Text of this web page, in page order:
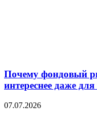
Почему фондовый
интереснее даже
07.07.2026